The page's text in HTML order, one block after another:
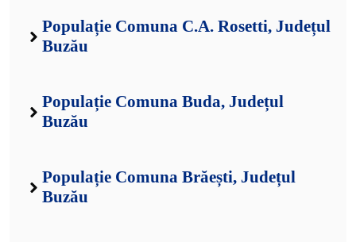
Populație Comuna C.A. Rosetti, Județul
Buzău
Populație Comuna Buda, Județul
Buzău
Populație Comuna Brăești, Județul
Buzău